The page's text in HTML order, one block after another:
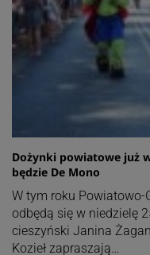
Dożynki powiatowe już
będzie De Mono
W tym roku Powiatowo-
odbędą się w niedzielę
cieszyński Janina
Kozieł zapraszają…